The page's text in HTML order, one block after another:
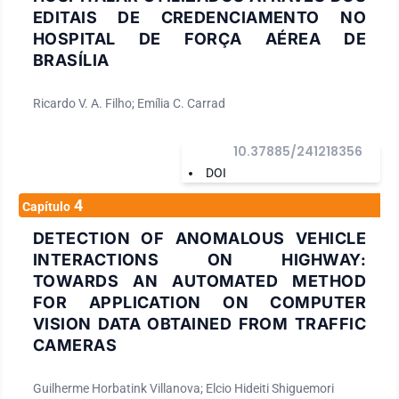
EDITAIS DE CREDENCIAMENTO NO
HOSPITAL DE FORÇA AÉREA DE
BRASÍLIA
Ricardo V. A. Filho; Emília C. Carrad
DOI
10.37885/241218356
Capítulo 4
DETECTION OF ANOMALOUS VEHICLE
INTERACTIONS ON HIGHWAY:
TOWARDS AN AUTOMATED METHOD
FOR APPLICATION ON COMPUTER
VISION DATA OBTAINED FROM TRAFFIC
CAMERAS
Guilherme Horbatink Villanova; Elcio Hideiti Shiguemori